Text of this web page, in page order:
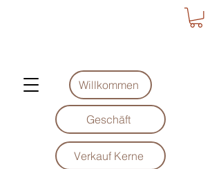
Willkommen
Geschäft
Verkauf Kerne